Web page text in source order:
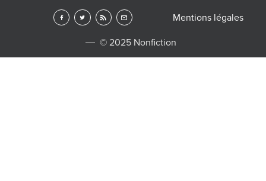
© 2025 Nonfiction
Mentions légales